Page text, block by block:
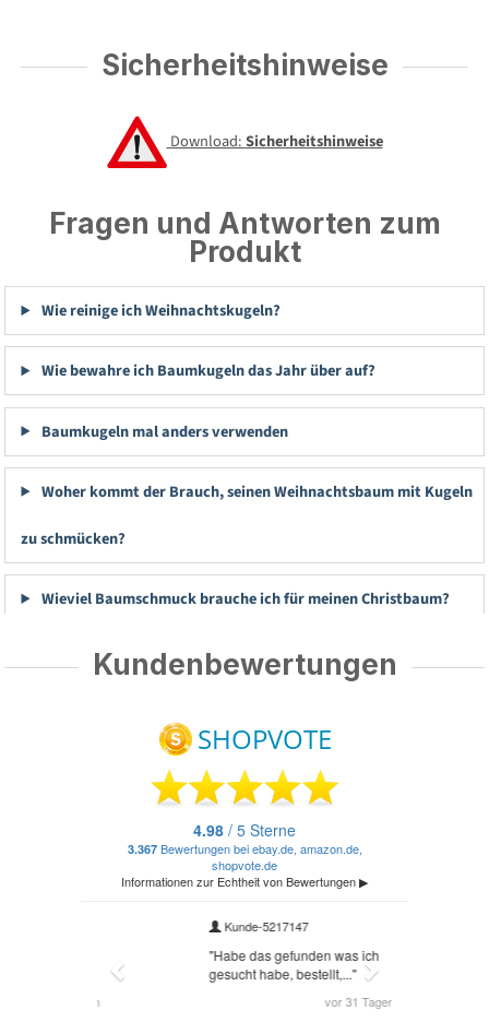
Sicherheitshinweise
Download:Sicherheitshinweise
Fragen und Antworten zum
Produkt
Wie reinige ich Weihnachtskugeln?
Wie bewahre ich Baumkugeln das Jahr über auf?
Baumkugeln mal anders verwenden
Woher kommt der Brauch, seinen Weihnachtsbaum mit Kugeln
zu schmücken?
Wieviel Baumschmuck brauche ich für meinen Christbaum?
Kundenbewertungen